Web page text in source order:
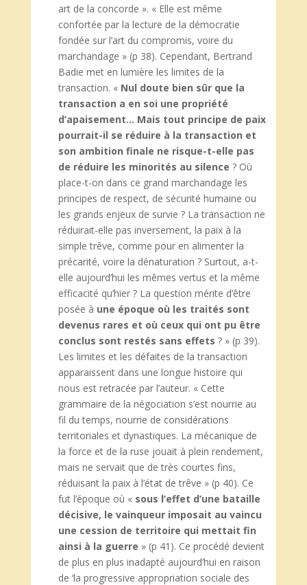
art de la concorde ». « Elle est même
confortée par la lecture de la démocratie
fondée sur l’art du compromis, voire du
marchandage » (p 38). Cependant, Bertrand
Badie met en lumière les limites de la
transaction. « Nul doute bien sûr que la
transaction a en soi une propriété
d’apaisement… Mais tout principe de paix
pourrait-il se réduire à la transaction et
son ambition finale ne risque-t-elle pas
de réduire les minorités au silence ? Où
place-t-on dans ce grand marchandage les
principes de respect, de sécurité humaine ou
les grands enjeux de survie ? La transaction ne
réduirait-elle pas inversement, la paix à la
simple trêve, comme pour en alimenter la
précarité, voire la dénaturation ? Surtout, a-t-
elle aujourd’hui les mêmes vertus et la même
efficacité qu’hier ? La question mérite d’être
posée à une époque où les traités sont
devenus rares et où ceux qui ont pu être
conclus sont restés sans effets ? » (p 39).
Les limites et les défaites de la transaction
apparaissent dans une longue histoire qui
nous est retracée par l’auteur. « Cette
grammaire de la négociation s’est nourrie au
fil du temps, nourrie de considérations
territoriales et dynastiques. La mécanique de
la force et de la ruse jouait à plein rendement,
mais ne servait que de très courtes fins,
réduisant la paix à l’état de trêve » (p 40). Ce
fut l’époque où « sous l’effet d’une bataille
décisive, le vainqueur imposait au vaincu
une cession de territoire qui mettait fin
ainsi à la guerre » (p 41). Ce procédé devient
de plus en plus inadapté aujourd’hui en raison
de ‘la progressive appropriation sociale des